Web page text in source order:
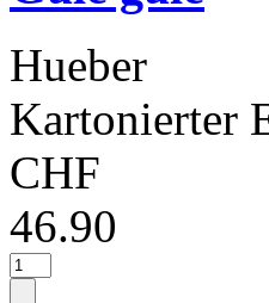
Hueber
Kartonierter
CHF
46.90